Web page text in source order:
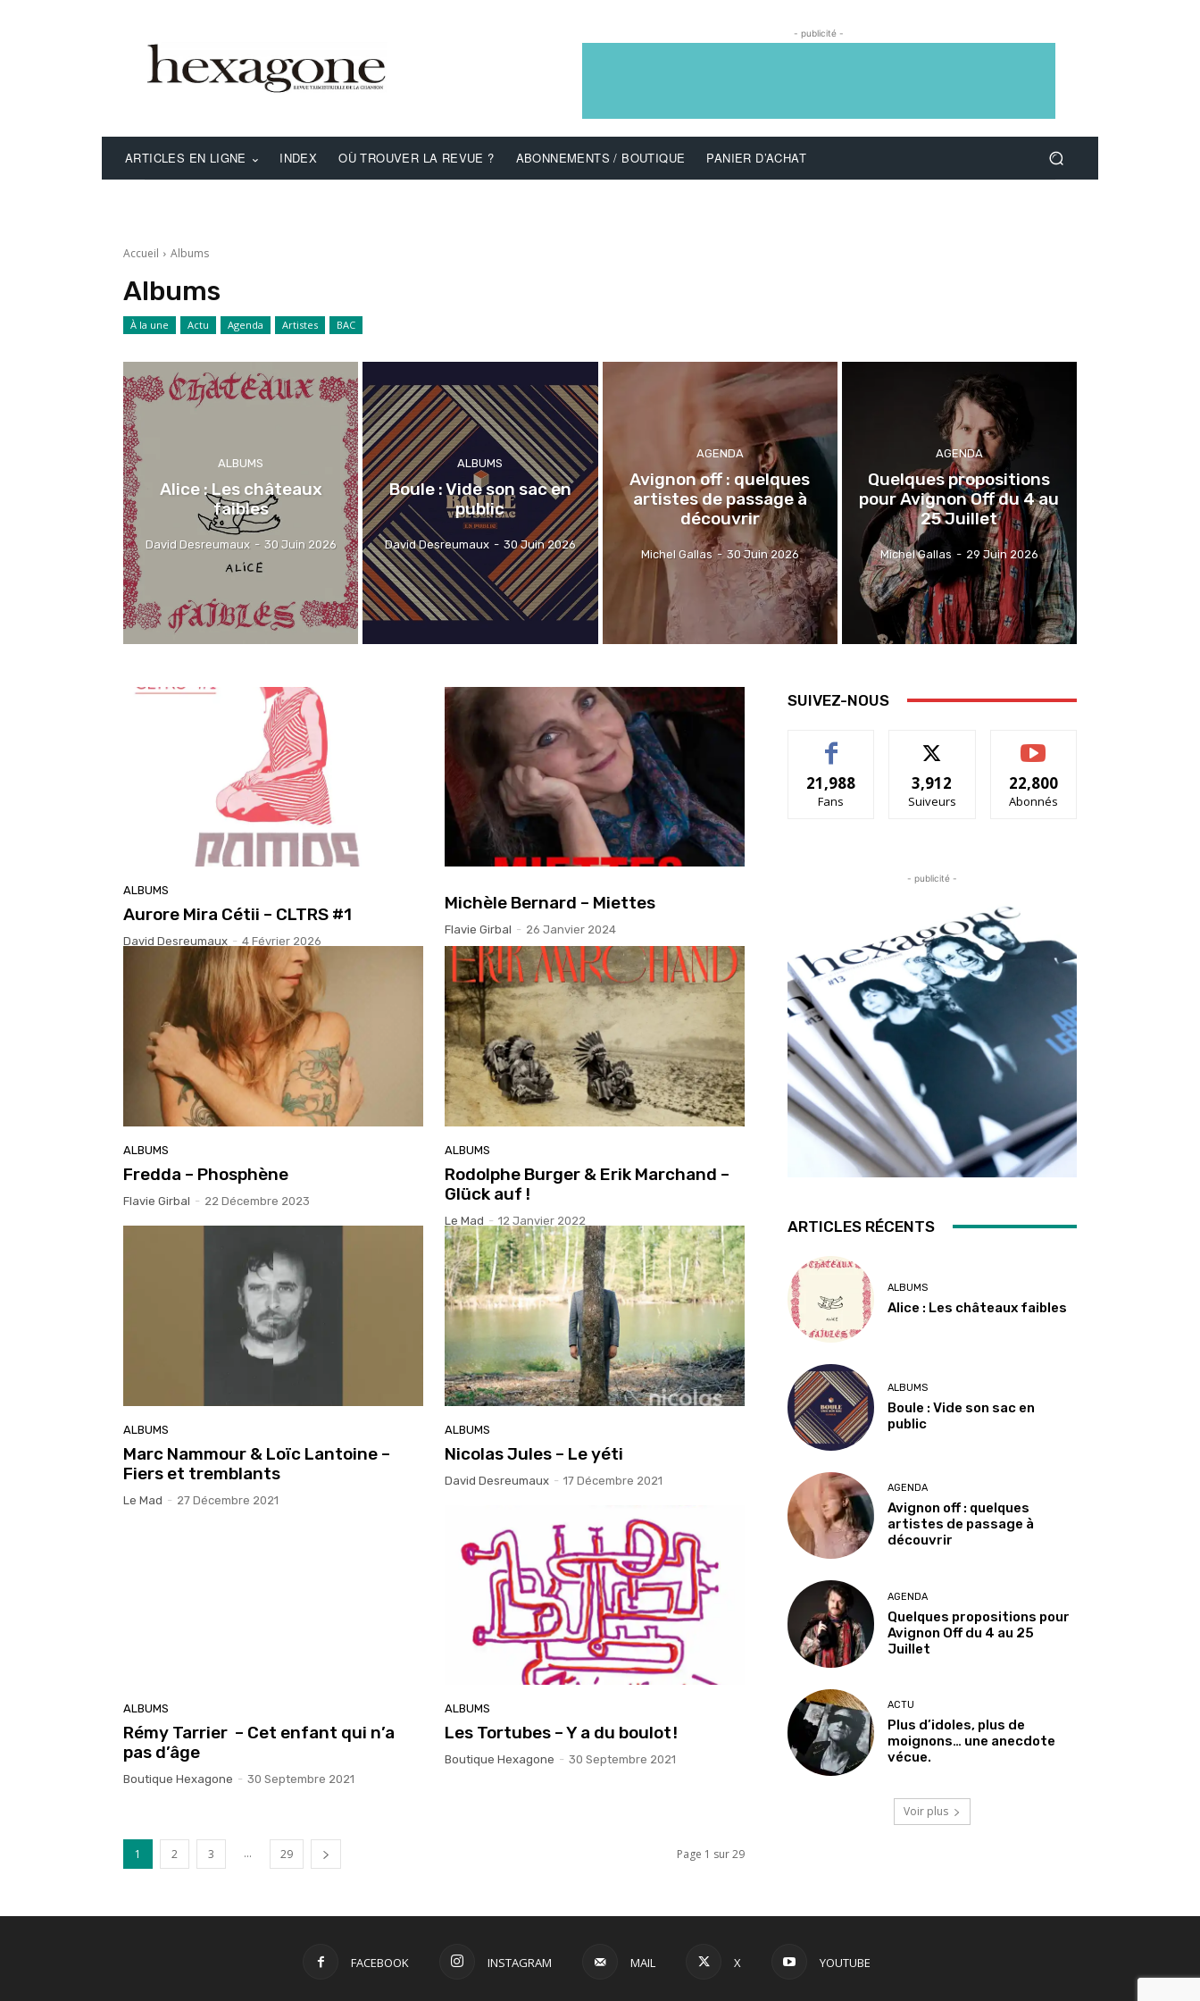
- publicité -
ARTICLES EN LIGNE INDEX OÙ TROUVER LA REVUE ? ABONNEMENTS / BOUTIQUE PANIER D’ACHAT
Accueil Albums
Albums
À la une Actu Agenda Artistes BAC
ALBUMS
Alice : Les châteaux
faibles
David Desreumaux - 30 Juin 2026
ALBUMS
Boule : Vide son sac en
public
David Desreumaux - 30 Juin 2026
AGENDA
Avignon off : quelques
artistes de passage à
découvrir
Michel Gallas - 30 Juin 2026
AGENDA
Quelques propositions
pour Avignon Off du 4 au
25 Juillet
Michel Gallas - 29 Juin 2026
ALBUMS
Aurore Mira Cétii – CLTRS #1
David Desreumaux - 4 Février 2026
Michèle Bernard – Miettes
Flavie Girbal - 26 Janvier 2024
ALBUMS
Fredda – Phosphène
Flavie Girbal - 22 Décembre 2023
ALBUMS
Rodolphe Burger & Erik Marchand –
Glück auf !
Le Mad - 12 Janvier 2022
ALBUMS
Marc Nammour & Loïc Lantoine –
Fiers et tremblants
Le Mad - 27 Décembre 2021
ALBUMS
Nicolas Jules – Le yéti
David Desreumaux - 17 Décembre 2021
ALBUMS
Rémy Tarrier – Cet enfant qui n’a
pas d’âge
Boutique Hexagone - 30 Septembre 2021
ALBUMS
Les Tortubes – Y a du boulot !
Boutique Hexagone - 30 Septembre 2021
1 2 3 ... 29 Page 1 sur 29
SUIVEZ-NOUS
21,988
Fans
3,912
Suiveurs
22,800
Abonnés
- publicité -
ARTICLES RÉCENTS
ALBUMS
Alice : Les châteaux faibles
ALBUMS
Boule : Vide son sac en
public
AGENDA
Avignon off : quelques
artistes de passage à
découvrir
AGENDA
Quelques propositions pour
Avignon Off du 4 au 25
Juillet
ACTU
Plus d’idoles, plus de
moignons… une anecdote
vécue.
Voir plus
FACEBOOK INSTAGRAM MAIL X YOUTUBE